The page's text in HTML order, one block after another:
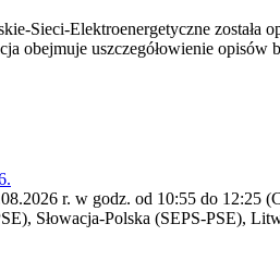
Sieci-Elektroenergetyczne została
obejmuje uszczegółowienie
r. w godz. od 10:55 do 12:25
Słowacja-Polska (SEPS-PSE),